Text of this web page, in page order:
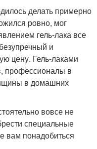
делать примерно
ровно, мог
гель-лака все
и
цену. Гель-лаками
профессионалы в
в домашних
вовсе не
специальные
вам понадобиться